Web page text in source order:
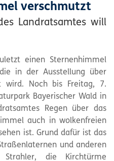
verschmutzt
Landratsamtes will
einen Sternenhimmel
in der Ausstellung über
wird. Noch bis Freitag, 7.
Bayerischer Wald in
Regen über das
auch in wolkenfreien
ist. Grund dafür ist das
und anderen
die Kirchtürme